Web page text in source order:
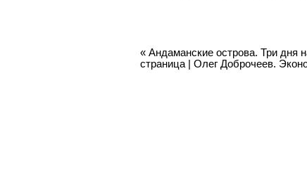
« Андаманские острова. Три дня
страница | Олег Доброчеев.